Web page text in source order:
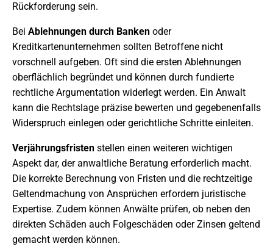
Rückforderung sein.
Bei Ablehnungen durch Banken oder
Kreditkartenunternehmen sollten Betroffene nicht
vorschnell aufgeben. Oft sind die ersten Ablehnungen
oberflächlich begründet und können durch fundierte
rechtliche Argumentation widerlegt werden. Ein Anwalt
kann die Rechtslage präzise bewerten und gegebenenfalls
Widerspruch einlegen oder gerichtliche Schritte einleiten.
Verjährungsfristen stellen einen weiteren wichtigen
Aspekt dar, der anwaltliche Beratung erforderlich macht.
Die korrekte Berechnung von Fristen und die rechtzeitige
Geltendmachung von Ansprüchen erfordern juristische
Expertise. Zudem können Anwälte prüfen, ob neben den
direkten Schäden auch Folgeschäden oder Zinsen geltend
gemacht werden können.